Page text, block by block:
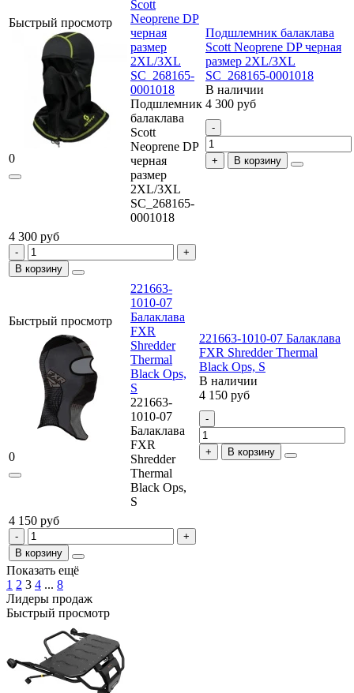
Быстрый просмотр
0
Scott
Neoprene DP
черная
размер
2XL/3XL
SC_268165-
0001018
Подшлемник
балаклава
Scott
Neoprene DP
черная
размер
2XL/3XL
SC_268165-
0001018
Подшлемник балаклава
Scott Neoprene DP черная
размер 2XL/3XL
SC_268165-0001018
В наличии
4 300 руб
В корзину
4 300 руб
В корзину
Быстрый просмотр
0
221663-
1010-07
Балаклава
FXR
Shredder
Thermal
Black Ops,
S
221663-
1010-07
Балаклава
FXR
Shredder
Thermal
Black Ops,
S
221663-1010-07 Балаклава
FXR Shredder Thermal
Black Ops, S
В наличии
4 150 руб
В корзину
4 150 руб
В корзину
Показать ещё
1 2 3 4 ... 8
Лидеры продаж
Быстрый просмотр